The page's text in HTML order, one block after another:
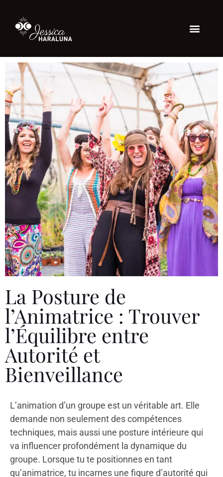
La Posture de
l’Animatrice : Trouver
l’Équilibre entre
Autorité et
Bienveillance
L’animation d’un groupe est un véritable art. Elle
demande non seulement des compétences
techniques, mais aussi une posture intérieure qui
va influencer profondément la dynamique du
groupe. Lorsque tu te positionnes en tant
qu’animatrice, tu incarnes une figure d’autorité qui